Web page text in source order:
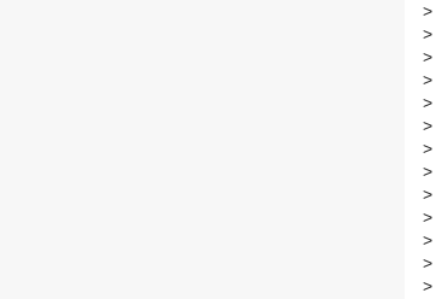
>
>
>
>
>
>
>
>
>
>
>
>
>